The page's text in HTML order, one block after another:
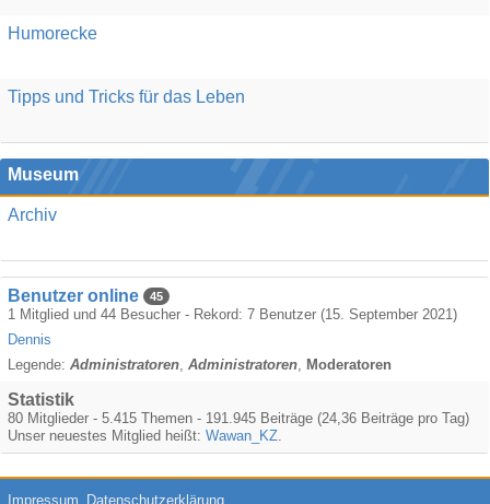
Humorecke
Tipps und Tricks für das Leben
Museum
Archiv
Benutzer online 45
1 Mitglied und 44 Besucher - Rekord: 7 Benutzer (15. September 2021)
Dennis
Legende: Administratoren Administratoren Moderatoren
Statistik
80 Mitglieder - 5.415 Themen - 191.945 Beiträge (24,36 Beiträge pro Tag)
Unser neuestes Mitglied heißt: Wawan_KZ.
Impressum Datenschutzerklärung